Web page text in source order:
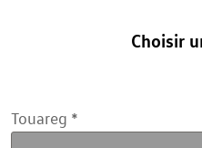
Choisir
Touareg